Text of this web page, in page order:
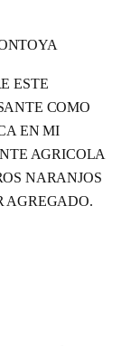
ESTE
COMO
EN MI
AGRICOLA
NARANJOS
AGREGADO.